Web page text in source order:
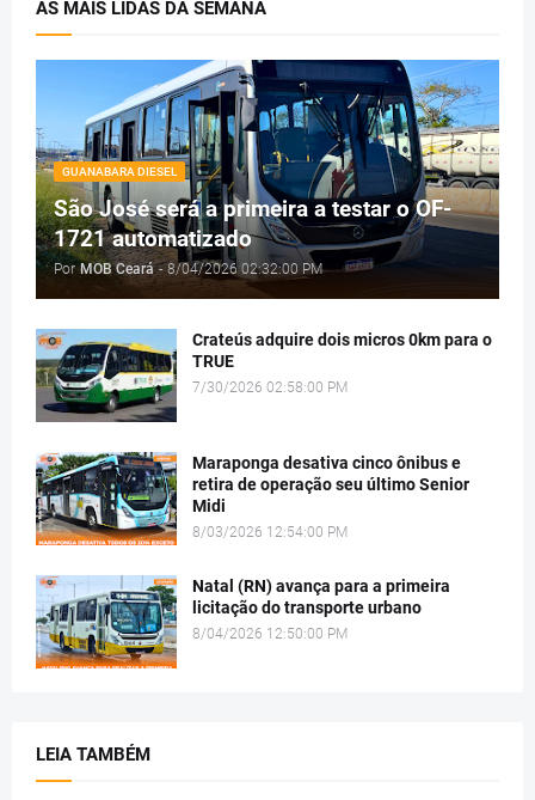
AS MAIS LIDAS DA SEMANA
GUANABARA DIESEL
São José será a primeira a testar o OF-
1721 automatizado
Por MOB Ceará - 8/04/2026 02:32:00 PM
Crateús adquire dois micros 0km para o
TRUE
7/30/2026 02:58:00 PM
Maraponga desativa cinco ônibus e
retira de operação seu último Senior
Midi
8/03/2026 12:54:00 PM
Natal (RN) avança para a primeira
licitação do transporte urbano
8/04/2026 12:50:00 PM
LEIA TAMBÉM